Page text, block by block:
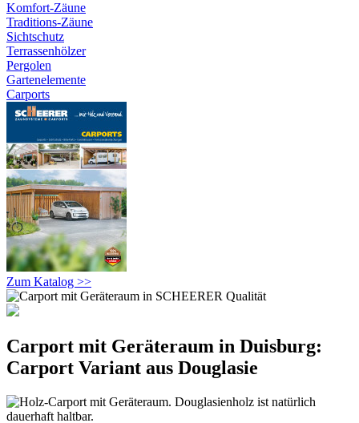
Komfort-Zäune
Traditions-Zäune
Sichtschutz
Terrassenhölzer
Pergolen
Gartenelemente
Carports
Zum Katalog >>
Carport mit Geräteraum in Duisburg:
Carport Variant aus Douglasie